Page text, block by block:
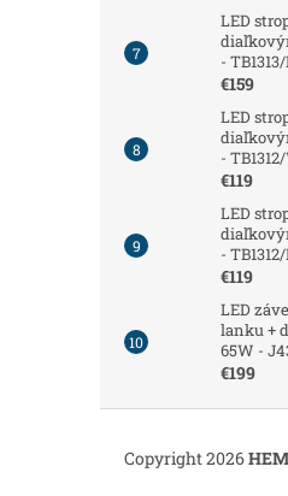
LED
-
€159
LED
-
€119
LED
-
€119
LED
lanku +
65W -
€199
Copyright 2026